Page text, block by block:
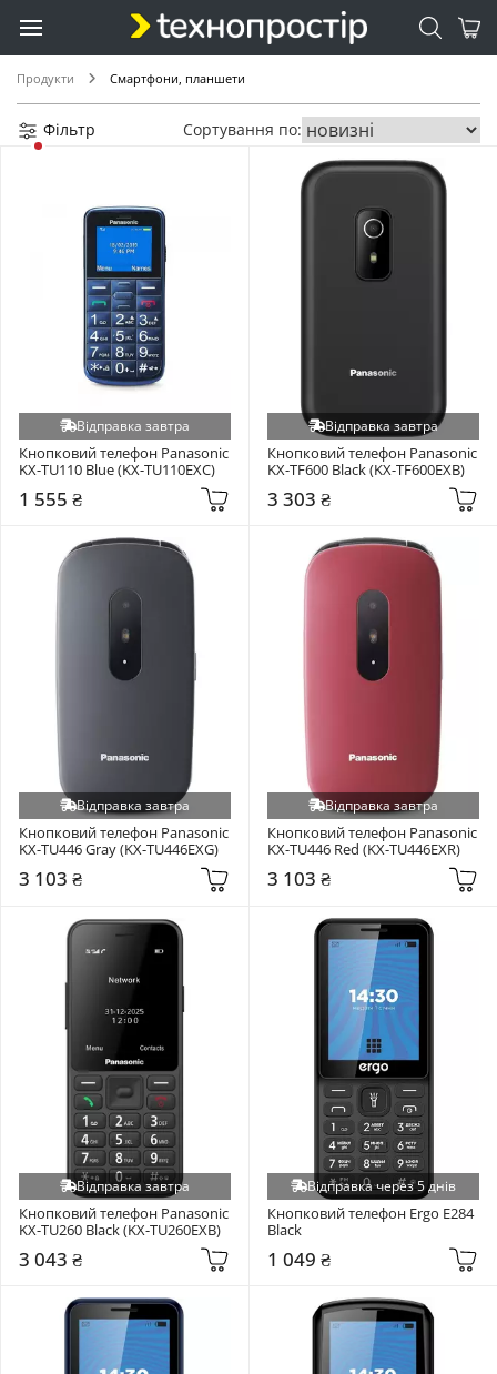
Продукти Смартфони, планшети
Фільтр Сортування по:
Відправка завтра
Кнопковий телефон Panasonic
KX-TU110 Blue (KX-TU110EXC)
1 555 ₴
Відправка завтра
Кнопковий телефон Panasonic
KX-TF600 Black (KX-TF600EXB)
3 303 ₴
Відправка завтра
Кнопковий телефон Panasonic
KX-TU446 Gray (KX-TU446EXG)
3 103 ₴
Відправка завтра
Кнопковий телефон Panasonic
KX-TU446 Red (KX-TU446EXR)
3 103 ₴
Відправка завтра
Кнопковий телефон Panasonic
KX-TU260 Black (KX-TU260EXB)
3 043 ₴
Відправка через 5 днів
Кнопковий телефон Ergo E284
Black
1 049 ₴